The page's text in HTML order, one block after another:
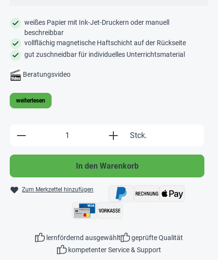
weißes Papier mit Ink-Jet-Druckern oder manuell
beschreibbar
vollflächig magnetische Haftschicht auf der Rückseite
gut zuschneidbar für individuelles Unterrichtsmaterial
Beratungsvideo
weiterlesen
Produkt Anzahl: Gib den gewünschten
Stck.
In den Warenkorb
Zum Merkzettel hinzufügen
lernfördernd ausgewählt
geprüfte Qualität
kompetenter Service & Support